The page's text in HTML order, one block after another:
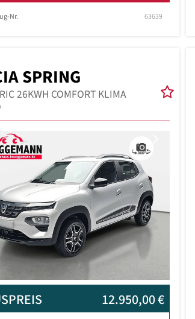
Nr. 63639
SPRING
26KWH COMFORT KLIMA
12.950,00 €